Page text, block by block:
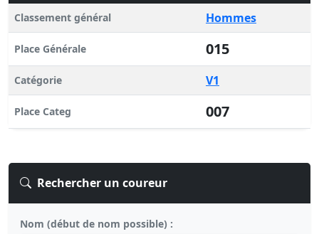
Classement général Hommes
Place Générale 015
Catégorie V1
Place Categ 007
Rechercher un coureur
Nom (début de nom possible) :